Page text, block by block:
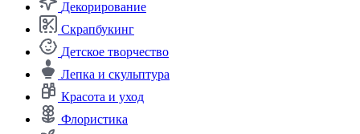
Декорирование
Скрапбукинг
Детское творчество
Лепка и скульптура
Красота и уход
Флористика